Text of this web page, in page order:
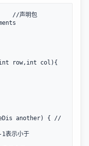
//声明包
row,int col){
another) { //
示小于